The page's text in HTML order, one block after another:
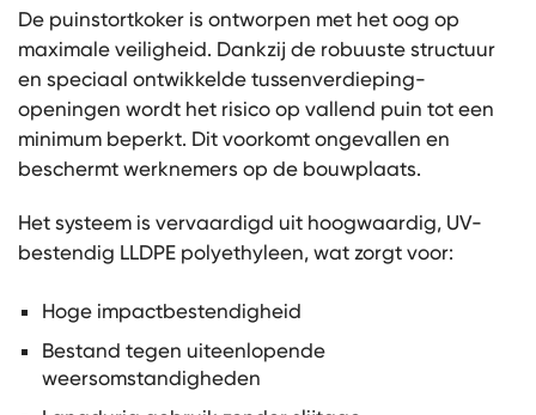
De puinstortkoker is ontworpen met het oog op
maximale veiligheid. Dankzij de robuuste structuur
en speciaal ontwikkelde tussenverdieping-
openingen wordt het risico op vallend puin tot een
minimum beperkt. Dit voorkomt ongevallen en
beschermt werknemers op de bouwplaats.
Het systeem is vervaardigd uit hoogwaardig, UV-
bestendig LLDPE polyethyleen, wat zorgt voor:
Hoge impactbestendigheid
Bestand tegen uiteenlopende
weersomstandigheden